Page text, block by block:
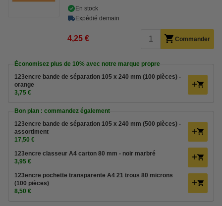
En stock
Expédié demain
4,25 € Commander
Économisez plus de 10% avec notre marque propre
123encre bande de séparation 105 x 240 mm (100 pièces) -
orange
3,75 €
Bon plan : commandez également
123encre bande de séparation 105 x 240 mm (500 pièces) -
assortiment
17,50 €
123encre classeur A4 carton 80 mm - noir marbré
3,95 €
123encre pochette transparente A4 21 trous 80 microns
(100 pièces)
8,50 €